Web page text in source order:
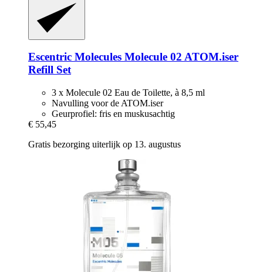
Escentric Molecules Molecule 02 ATOM.iser
Refill Set
3 x Molecule 02 Eau de Toilette, à 8,5 ml
Navulling voor de ATOM.iser
Geurprofiel: fris en muskusachtig
€ 55,45
Gratis bezorging uiterlijk op 13. augustus